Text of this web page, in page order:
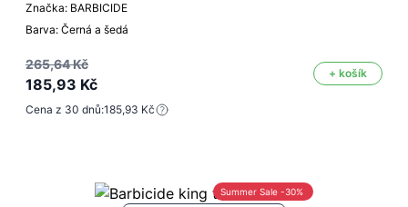
Značka: BARBICIDE
Barva: Černá a šedá
265,64 Kč
185,93 Kč
+ košík
Cena z 30 dnů:185,93 Kč
Summer Sale -30%